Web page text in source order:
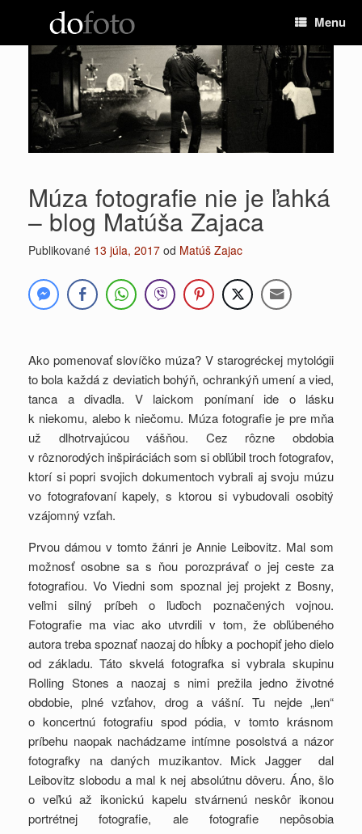
Menu
Múza fotografie nie je ľahká
– blog Matúša Zajaca
Publikované 13 júla, 2017 od Matúš Zajac
Ako pomenovať slovíčko múza? V starogréckej mytológii
to bola každá z deviatich bohýň, ochrankýň umení a vied,
tanca a divadla. V laickom ponímaní ide o lásku
k niekomu, alebo k niečomu. Múza fotografie je pre mňa
už dlhotrvajúcou vášňou. Cez rôzne obdobia
v rôznorodých inšpiráciách som si obľúbil troch fotografov,
ktorí si popri svojich dokumentoch vybrali aj svoju múzu
vo fotografovaní kapely, s ktorou si vybudovali osobitý
vzájomný vzťah.
Prvou dámou v tomto žánri je Annie Leibovitz. Mal som
možnosť osobne sa s ňou porozprávať o jej ceste za
fotografiou. Vo Viedni som spoznal jej projekt z Bosny,
veľmi silný príbeh o ľuďoch poznačených vojnou.
Fotografie ma viac ako utvrdili v tom, že obľúbeného
autora treba spoznať naozaj do hĺbky a pochopiť jeho dielo
od základu. Táto skvelá fotografka si vybrala skupinu
Rolling Stones a naozaj s nimi prežila jedno životné
obdobie, plné vzťahov, drog a vášní. Tu nejde „len“
o koncertnú fotografiu spod pódia, v tomto krásnom
príbehu naopak nachádzame intímne posolstvá a názor
fotografky na daných muzikantov. Mick Jagger dal
Leibovitz slobodu a mal k nej absolútnu dôveru. Áno, šlo
o veľkú až ikonickú kapelu stvárnenú neskôr ikonou
portrétnej fotografie, ale fotografie nepôsobia